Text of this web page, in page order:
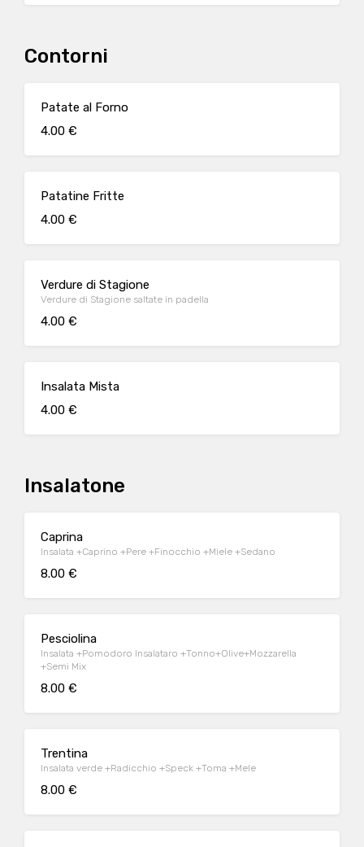
Contorni
Patate al Forno
4.00 €
Patatine Fritte
4.00 €
Verdure di Stagione
Verdure di Stagione saltate in padella
4.00 €
Insalata Mista
4.00 €
Insalatone
Caprina
Insalata +Caprino +Pere +Finocchio +Miele +Sedano
8.00 €
Pesciolina
Insalata +Pomodoro Insalataro +Tonno+Olive+Mozzarella
+Semi Mix
8.00 €
Trentina
Insalata verde +Radicchio +Speck +Toma +Mele
8.00 €